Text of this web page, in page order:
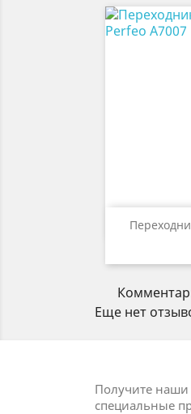

Еще нет
Получите наши
специальные